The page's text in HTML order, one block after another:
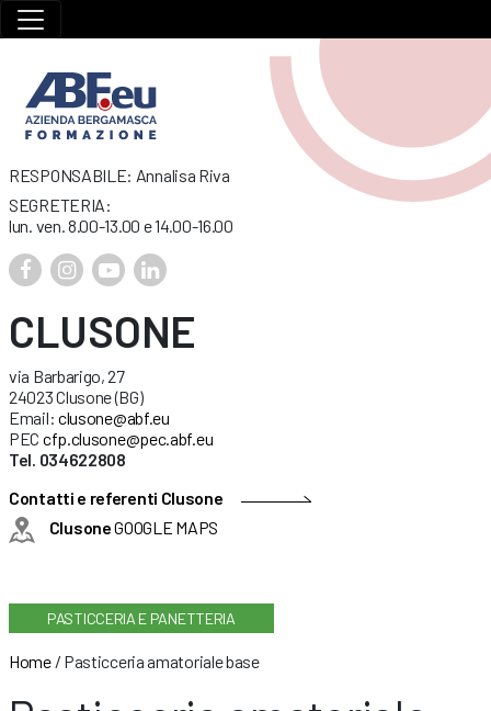
RESPONSABILE: Annalisa Riva
SEGRETERIA:
lun. ven. 8.00-13.00 e 14.00-16.00
CLUSONE
via Barbarigo, 27
24023 Clusone (BG)
Email: clusone@abf.eu
PEC cfp.clusone@pec.abf.eu
Tel. 034622808
Contatti e referenti Clusone
ClusoneGOOGLE MAPS
PASTICCERIA E PANETTERIA
Home/ Pasticceria amatoriale base